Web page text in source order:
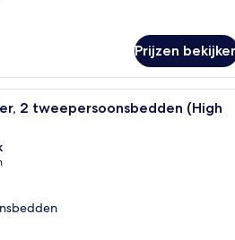
Prijzen
Een hotelkamer met twee
2 tweepersoonsbedden (High